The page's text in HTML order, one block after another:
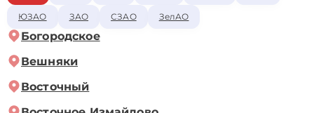
ЮЗАО ЗАО СЗАО ЗелАО
Богородское
Вешняки
Восточный